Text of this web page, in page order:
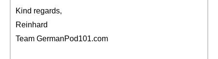
Kind regards,
Reinhard
Team GermanPod101.com